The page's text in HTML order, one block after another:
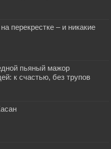
перекрестке – и никакие
пьяный мажор
к счастью, без трупов